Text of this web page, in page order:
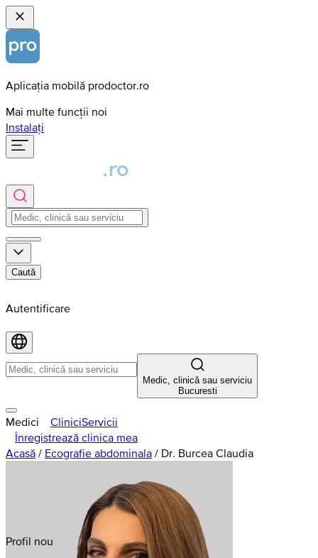
Aplicația mobilă prodoctor.ro
Mai multe funcții noi
Instalați
Caută
Autentificare
Medic, clinică sau serviciu
Bucuresti
Medici CliniciServicii
Înregistrează clinica mea
Acasă / Ecografie abdominala / Dr. Burcea Claudia
Profil nou